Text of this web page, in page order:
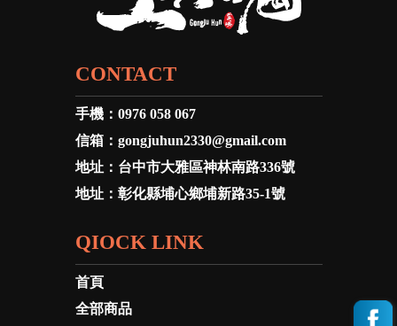
CONTACT
手機： 0976 058 067
信箱： gongjuhun2330@gmail.com
地址： 台中市大雅區神林南路336號
地址： 彰化縣埔心鄉埔新路35-1號
QIOCK LINK
首頁
全部商品